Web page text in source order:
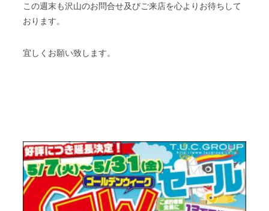
この週末も沢山のお問合せ及びご来店を心よりお待ちして
おります。
宜しくお願い致します。